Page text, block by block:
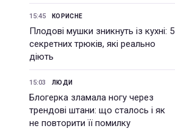
15:45 КОРИСНЕ
Плодові мушки зникнуть із кухні: 5
секретних трюків, які реально
діють
15:03 ЛЮДИ
Блогерка зламала ногу через
трендові штани: що сталось і як
не повторити її помилку